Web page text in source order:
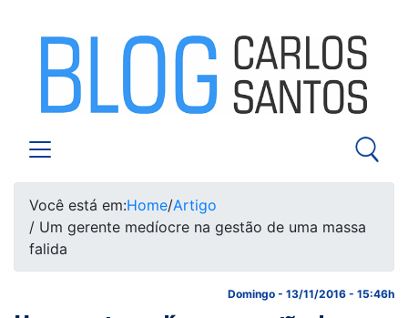
Você está em:Home/Artigo
/ Um gerente medíocre na gestão de uma massa
falida
Domingo - 13/11/2016 - 15:46h